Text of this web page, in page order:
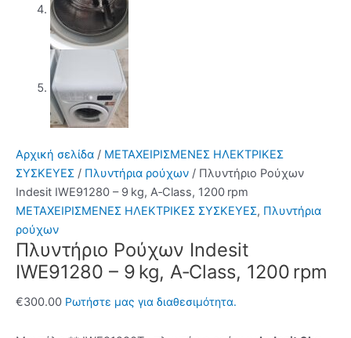
Αρχική σελίδα / ΜΕΤΑΧΕΙΡΙΣΜΕΝΕΣ ΗΛΕΚΤΡΙΚΕΣ
ΣΥΣΚΕΥΕΣ / Πλυντήρια ρούχων / Πλυντήριο Ρούχων
Indesit IWE91280 – 9 kg, A‑Class, 1200 rpm
ΜΕΤΑΧΕΙΡΙΣΜΕΝΕΣ ΗΛΕΚΤΡΙΚΕΣ ΣΥΣΚΕΥΕΣ, Πλυντήρια
ρούχων
Πλυντήριο Ρούχων Indesit
IWE91280 – 9 kg, A‑Class, 1200 rpm
€300.00 Ρωτήστε μας για διαθεσιμότητα.